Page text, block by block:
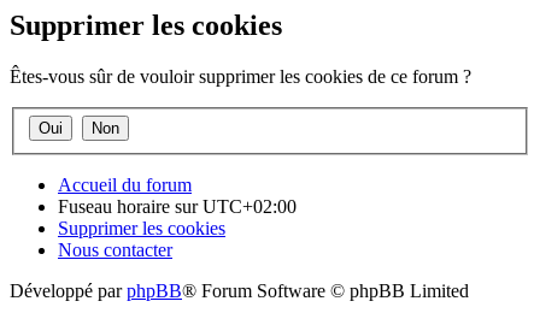
Supprimer les cookies
Êtes-vous sûr de vouloir supprimer les cookies de ce forum ?
Accueil du forum
Fuseau horaire surUTC+02:00
Supprimer les cookies
Nous contacter
Développé parphpBB® Forum Software © phpBB Limited